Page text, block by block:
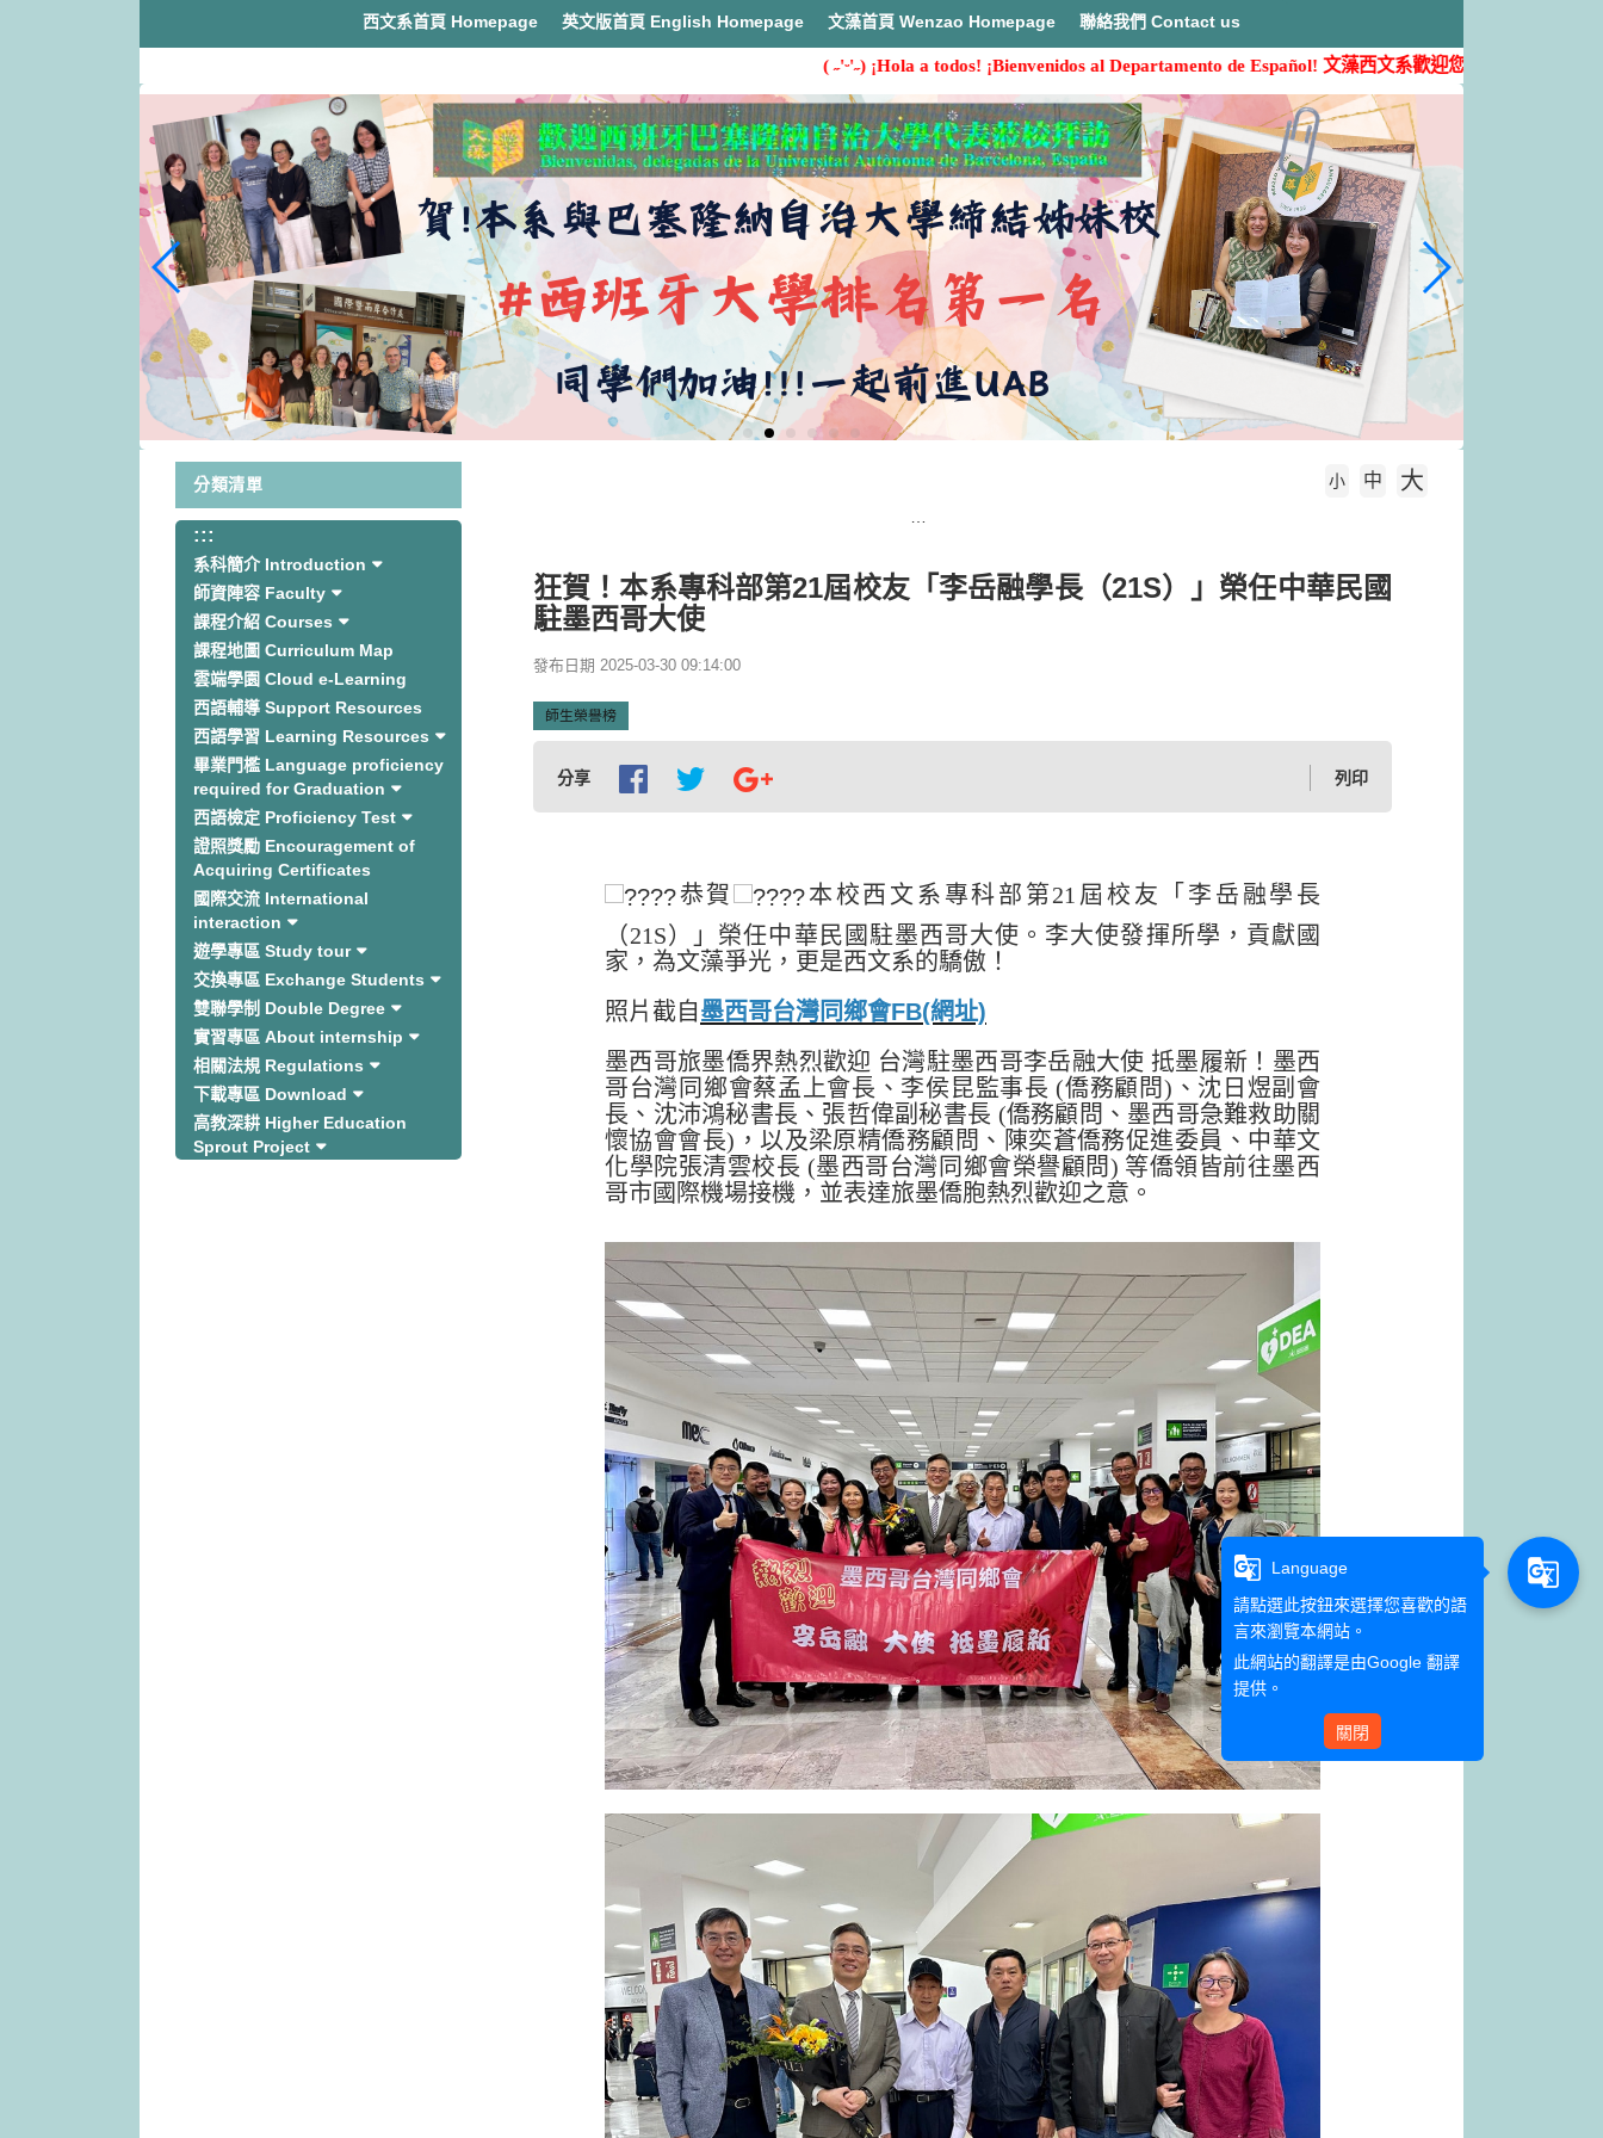
西文系首頁 Homepage 英文版首頁 English Homepage 文藻首頁 Wenzao Homepage 聯絡我們 Contact us
( ˶'ᵕ'˶) ¡Hola a todos! ¡Bienvenidos al Departamento de Español!文藻西文系歡迎您的加入( ˶'ᵕ'˶)
分類清單
:::
系科簡介 Introduction
師資陣容 Faculty
課程介紹 Courses
課程地圖 Curriculum Map
雲端學園 Cloud e-Learning
西語輔導 Support Resources
西語學習 Learning Resources
畢業門檻 Language proficiency
required for Graduation
西語檢定 Proficiency Test
證照獎勵 Encouragement of
Acquiring Certificates
國際交流 International
interaction
遊學專區 Study tour
交換專區 Exchange Students
雙聯學制 Double Degree
實習專區 About internship
相關法規 Regulations
下載專區 Download
高教深耕 Higher Education
Sprout Project
小 中 大
狂賀！本系專科部第21屆校友「李岳融學長（21S）」榮任中華民國
駐墨西哥大使
發布日期 2025-03-30 09:14:00
師生榮譽榜
分享 列印
恭賀
本校西文系專科部第21屆校友「李岳融學長
（21S）」榮任中華民國駐墨西哥大使。李大使發揮所學，貢獻國
家，為文藻爭光，更是西文系的驕傲！
照片截自 墨西哥台灣同鄉會FB(網址)
墨西哥旅墨僑界熱烈歡迎 台灣駐墨西哥李岳融大使 抵墨履新！墨西
哥台灣同鄉會蔡孟上會長、李侯昆監事長 (僑務顧問)、沈日煜副會
長、沈沛鴻秘書長、張哲偉副秘書長 (僑務顧問、墨西哥急難救助關
懷協會會長)，以及梁原精僑務顧問、陳奕蒼僑務促進委員、中華文
化學院張清雲校長 (墨西哥台灣同鄉會榮譽顧問) 等僑領皆前往墨西
哥市國際機場接機，並表達旅墨僑胞熱烈歡迎之意。
g_translate
Language
請點選此按鈕來選擇您喜歡的語
言來瀏覽本網站。
此網站的翻譯是由Google 翻譯
提供。
關閉
g_translate